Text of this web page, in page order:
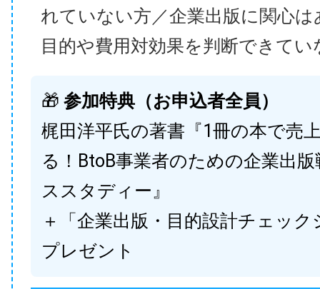
れていない方／企業出版に関心
目的や費用対効果を判断できてい
🎁 参加特典（お申込者全員）
梶田洋平氏の著書『1冊の本で売
る！BtoB事業者のための企業出
ススタディー』
＋「企業出版・目的設計チェック
プレゼント